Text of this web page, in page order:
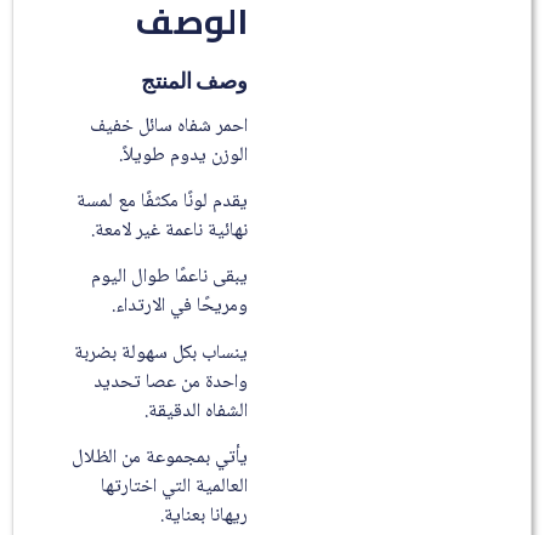
الوصف
وصف المنتج
احمر شفاه سائل خفيف
الوزن يدوم طويلاً.
يقدم لونًا مكثفًا مع لمسة
نهائية ناعمة غير لامعة.
يبقى ناعمًا طوال اليوم
ومريحًا في الارتداء.
ينساب بكل سهولة بضربة
واحدة من عصا تحديد
الشفاه الدقيقة.
يأتي بمجموعة من الظلال
العالمية التي اختارتها
ريهانا بعناية.